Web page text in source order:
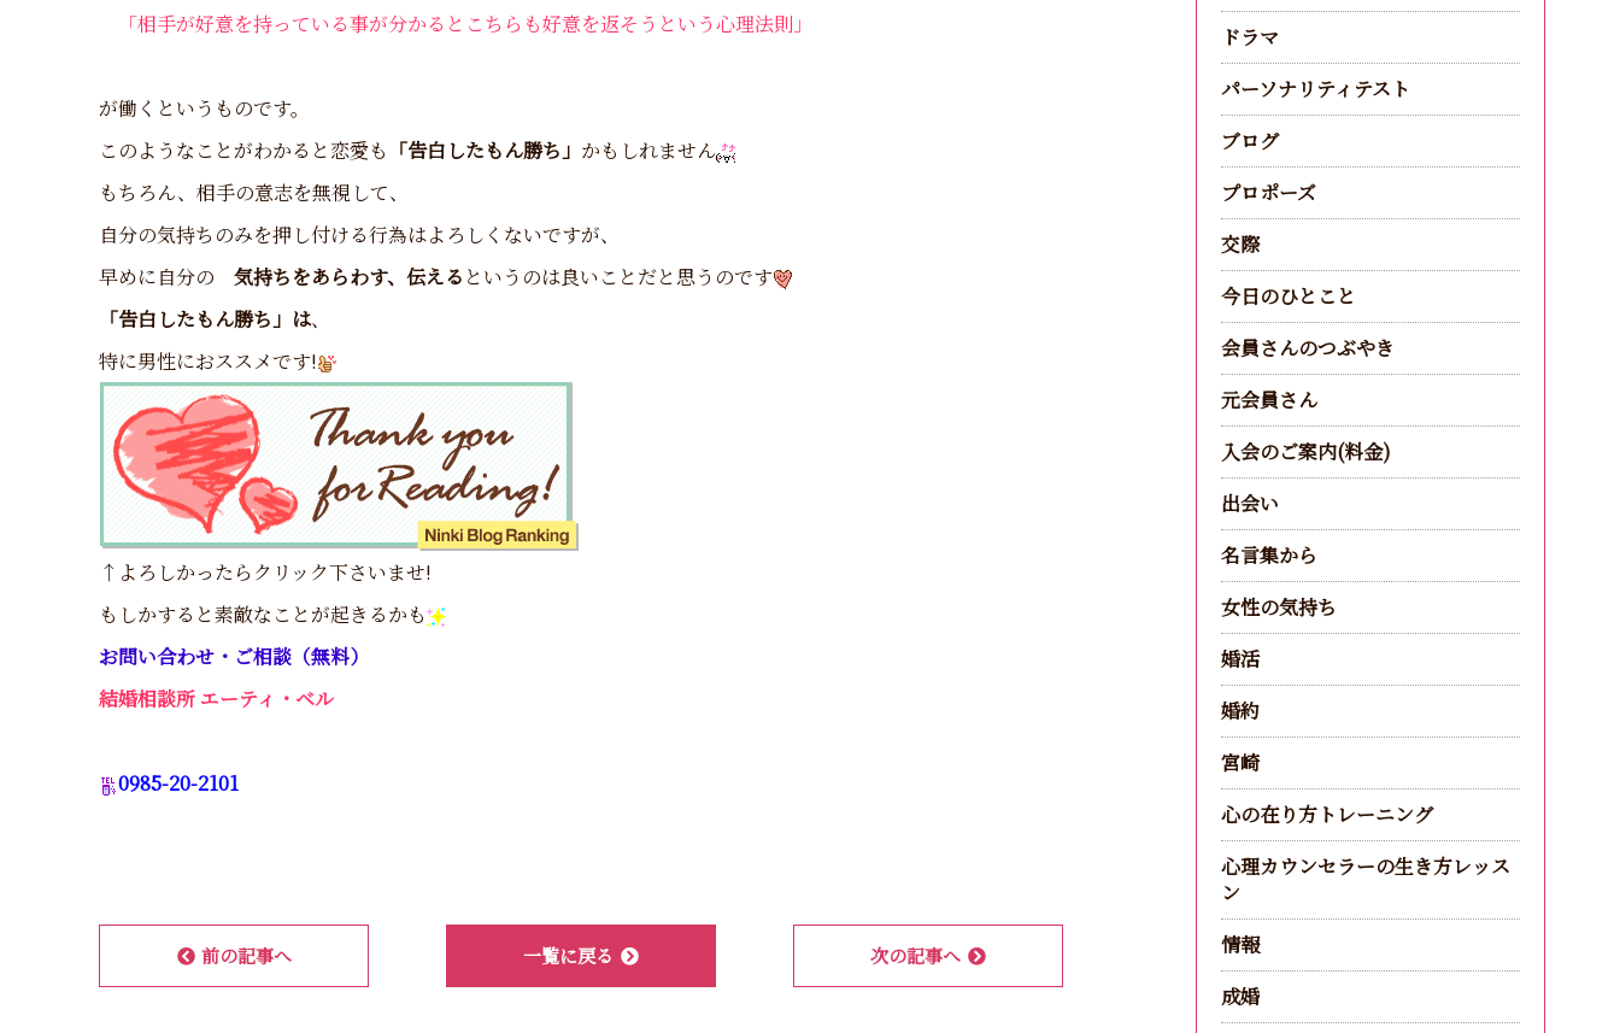
「相手が好意を持っている事が分かるとこちらも好意を返そうという心理法則」
が働くというものです。
このようなことがわかると恋愛も 「告白したもん勝ち」 かもしれません
もちろん、相手の意志を無視して、
自分の気持ちのみを押し付ける行為はよろしくないですが、
早めに自分の 気持ちをあらわす、伝える というのは良いことだと思うのです
「告白したもん勝ち」は、
特に男性におススメです!
↑よろしかったらクリック下さいませ!
もしかすると素敵なことが起きるかも
お問い合わせ・ご相談（無料）
結婚相談所 エーティ・ベル
0985-20-2101
前の記事へ 一覧に戻る 次の記事へ
ドラマ
パーソナリティテスト
ブログ
プロポーズ
交際
今日のひとこと
会員さんのつぶやき
元会員さん
入会のご案内(料金)
出会い
名言集から
女性の気持ち
婚活
婚約
宮崎
心の在り方トレーニング
心理カウンセラーの生き方レッス
ン
情報
成婚